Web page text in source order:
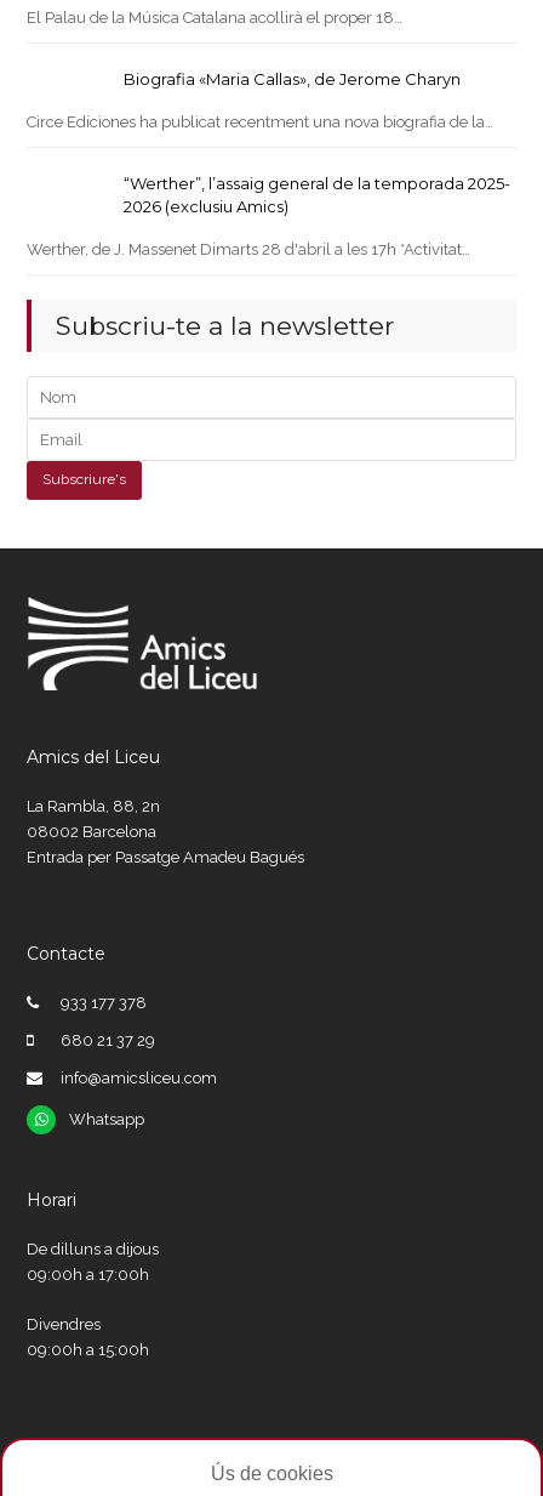
El Palau de la Música Catalana acollirà el proper 18…
Biografia «Maria Callas», de Jerome Charyn
Circe Ediciones ha publicat recentment una nova biografia de la…
“Werther”, l’assaig general de la temporada 2025-
2026 (exclusiu Amics)
Werther, de J. Massenet Dimarts 28 d'abril a les 17h *Activitat…
Subscriu-te a la newsletter
Amics del Liceu
La Rambla, 88, 2n
08002 Barcelona
Entrada per Passatge Amadeu Bagués
Contacte
933 177 378
680 21 37 29
info@amicsliceu.com
Whatsapp
Whatsapp
Horari
De dilluns a dijous
09:00h a 17:00h
Divendres
09:00h a 15:00h
Xarxes socials
Ús de cookies